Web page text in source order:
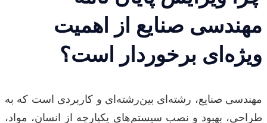
مهندسی صنایع از اهمیت
ویژه‌ای برخوردار است؟
مهندسی صنایع، رشته‌ای بین‌رشته‌ای و کاربردی است که به
طراحی، بهبود و نصب سیستم‌های یکپارچه از انسان، مواد،